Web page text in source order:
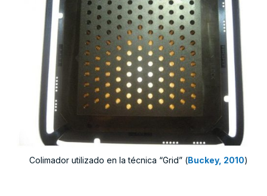
Colimador utilizado en la técnica “Grid” (Buckey, 2010)